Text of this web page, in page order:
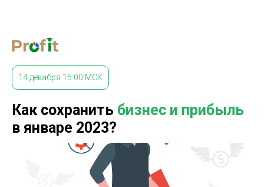
14 декабря 15:00 МСК
Как сохранить бизнес и прибыль
в январе 2023?